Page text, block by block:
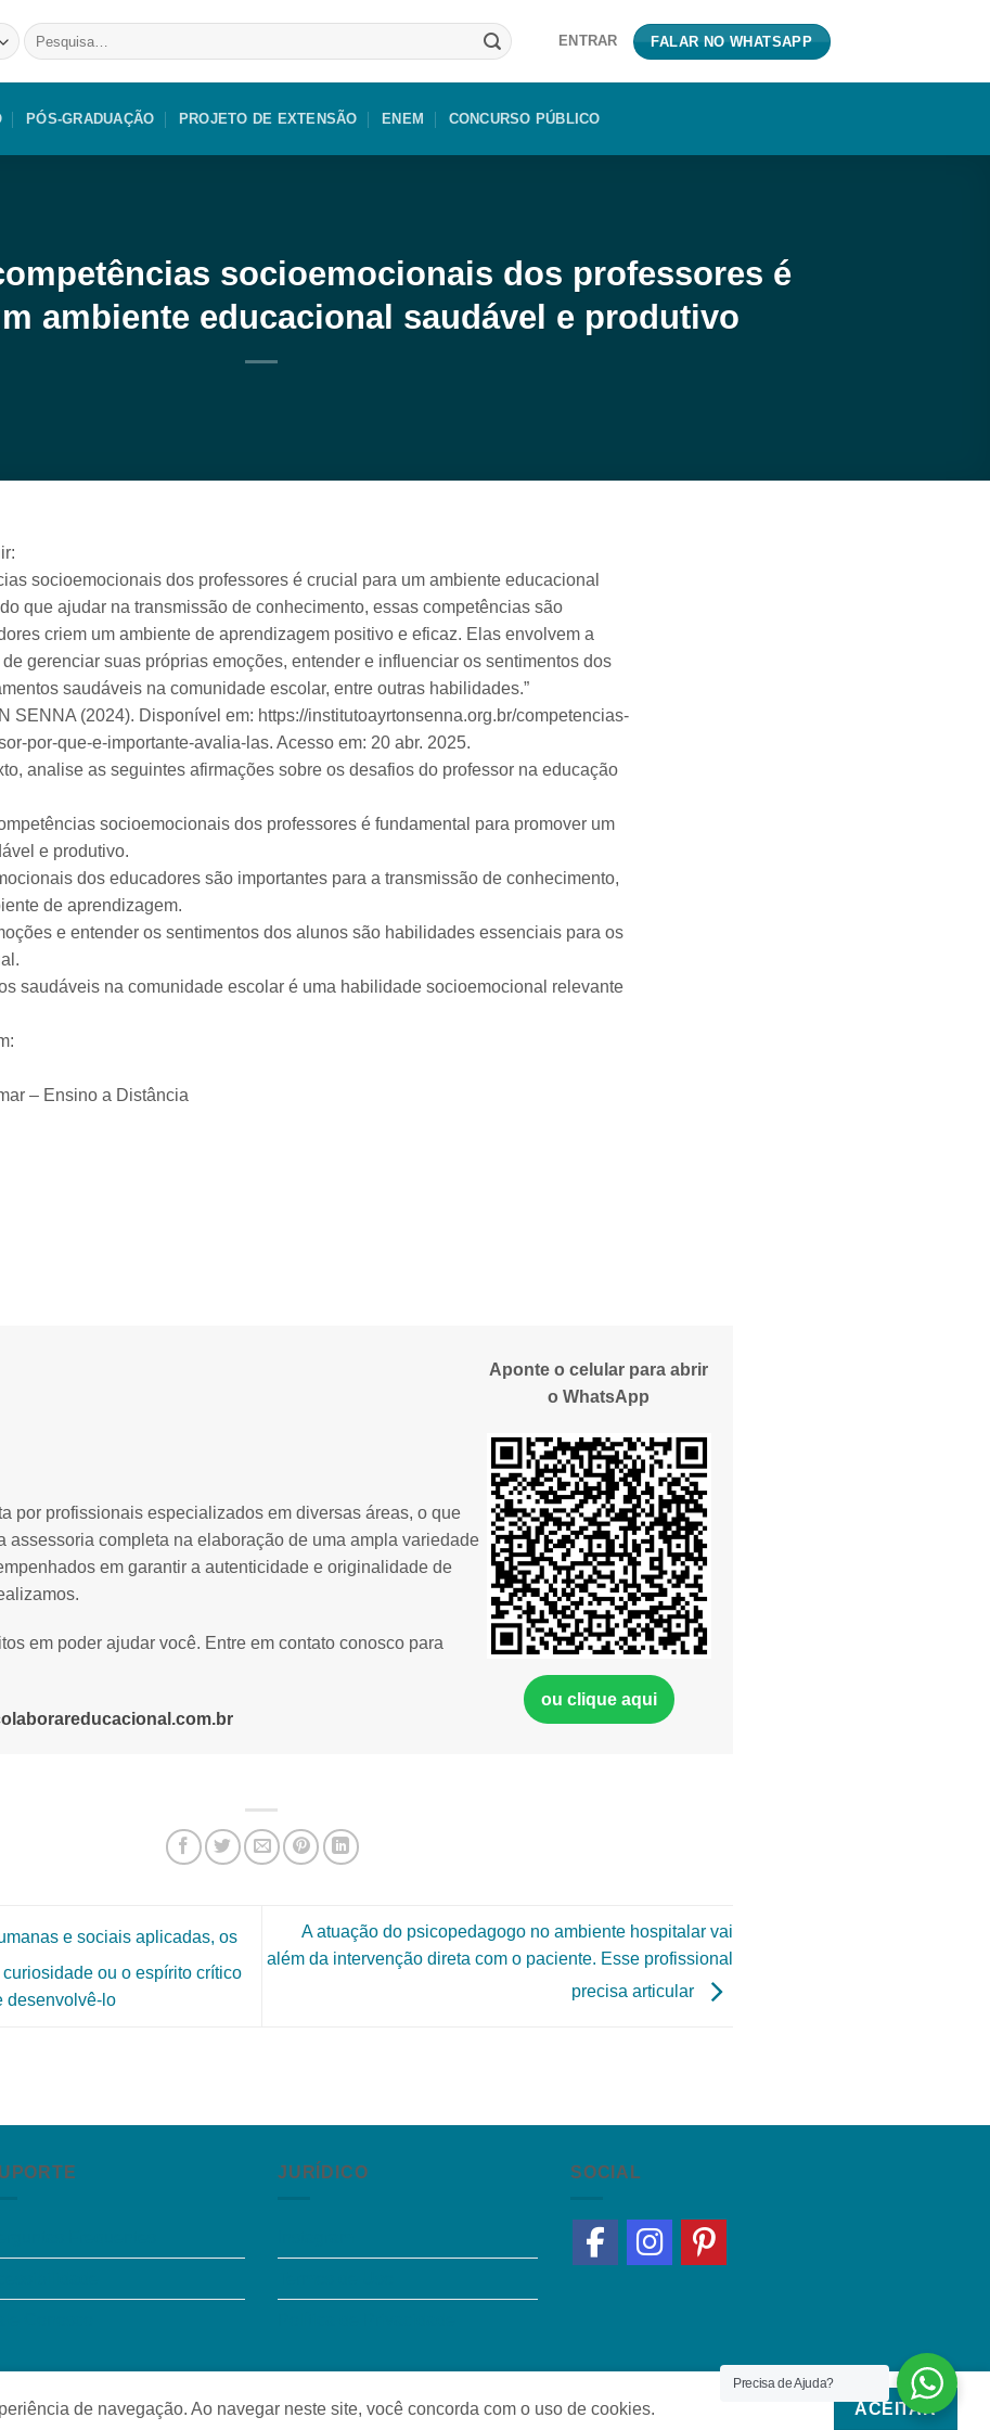
Pesquisar
por:
ENTRAR FALAR NO WHATSAPP
PÓS-GRADUAÇÃO PROJETO DE EXTENSÃO ENEM CONCURSO PÚBLICO
socioemocionais dos professores é
ambiente educacional saudável e produtivo
socioemocionais dos professores é crucial para um ambiente educacional
que ajudar na transmissão de conhecimento, essas competências são
criem um ambiente de aprendizagem positivo e eficaz. Elas envolvem a
gerenciar suas próprias emoções, entender e influenciar os sentimentos dos
saudáveis na comunidade escolar, entre outras habilidades.”
SENNA (2024). Disponível em: https://institutoayrtonsenna.org.br/competencias-
por-que-e-importante-avalia-las. Acesso em: 20 abr. 2025.
analise as seguintes afirmações sobre os desafios do professor na educação
socioemocionais dos professores é fundamental para promover um
e produtivo.
dos educadores são importantes para a transmissão de conhecimento,
de aprendizagem.
e entender os sentimentos dos alunos são habilidades essenciais para os
saudáveis na comunidade escolar é uma habilidade socioemocional relevante
– Ensino a Distância
por profissionais especializados em diversas áreas, o que
assessoria completa na elaboração de uma ampla variedade
em garantir a autenticidade e originalidade de
em poder ajudar você. Entre em contato conosco para
Aponte o celular para abrir
o WhatsApp
ou clique aqui
e sociais aplicadas, os
ou o espírito crítico
desenvolvê-lo
A atuação do psicopedagogo no ambiente hospitalar vai
além da intervenção direta com o paciente. Esse profissional
precisa articular
JURÍDICO SOCIAL
Precisa de Ajuda?
de navegação. Ao navegar neste site, você concorda com o uso de cookies. ACEITAR